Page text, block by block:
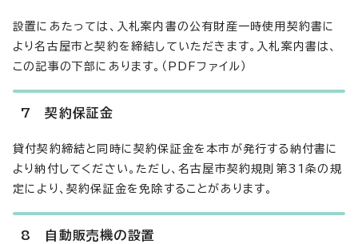
設置にあたっては、入札案内書の公有財産一時使用契約書に
より名古屋市と契約を締結していただきます。入札案内書は、
この記事の下部にあります。（PDFファイル）
7 契約保証金
貸付契約締結と同時に契約保証金を本市が発行する納付書に
より納付してください。ただし、名古屋市契約規則第31条の規
定により、契約保証金を免除することがあります。
8 自動販売機の設置